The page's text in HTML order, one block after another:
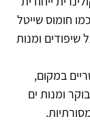
חומוס שייטל
שיפודים ומנות
במקום,
ומנות ים